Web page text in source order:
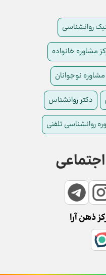
روانشناسی
مشاوره خانواده
مشاوره نوجوانان
دکتر روانشناس
روانشناسی تلفنی
ذهن آرا